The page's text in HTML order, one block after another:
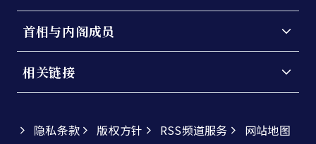
首相与内阁成员
相关链接
隐私条款 版权方针 RSS频道服务 网站地图